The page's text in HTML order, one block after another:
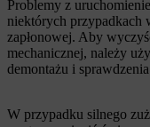
Problemy z
niektórych przypadkach
zapłonowej. Aby
mechanicznej, należy
demontażu i
W przypadku silnego